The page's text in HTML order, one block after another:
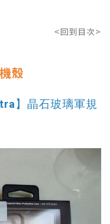
<回到目次>
殼
】晶石玻璃軍規